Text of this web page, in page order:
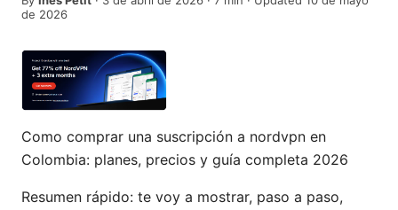
de 2026
Como comprar una suscripción a nordvpn en
Colombia: planes, precios y guía completa 2026
Resumen rápido: te voy a mostrar, paso a paso,